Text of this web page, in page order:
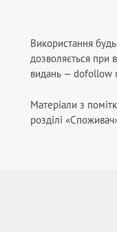
Використання
дозволяється при
видань — dofollow
Матеріали з
розділі